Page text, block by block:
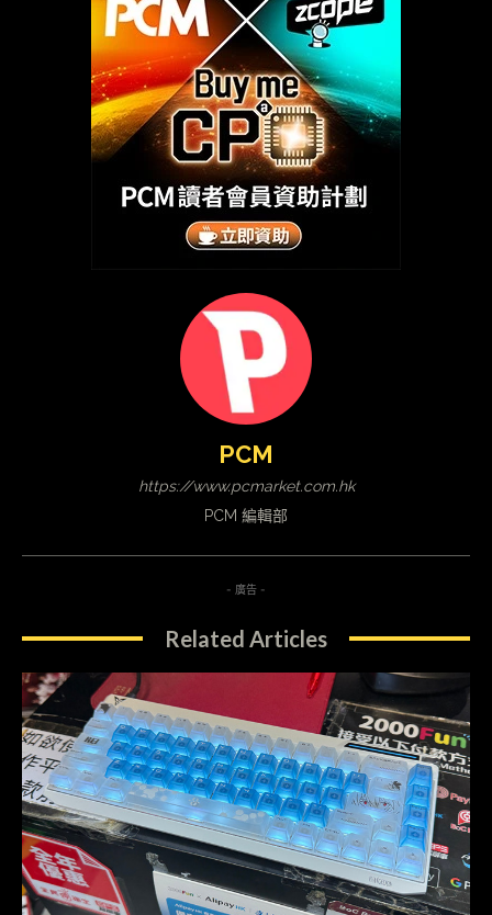
PCM
https://www.pcmarket.com.hk
PCM 編輯部
- 廣告 -
Related Articles